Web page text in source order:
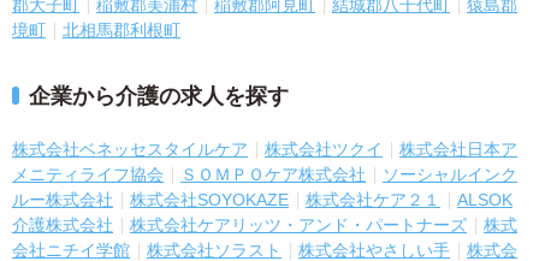
郡大子町
稲敷郡美浦村 稲敷郡阿見町 結城郡八千代町
猿島郡
境町
北相馬郡利根町
企業から介護の求人を探す
株式会社ベネッセスタイルケア 株式会社ツクイ
株式会社日本ア
メニティライフ協会
ＳＯＭＰＯケア株式会社
ソーシャルインク
ルー株式会社
株式会社SOYOKAZE 株式会社ケア２１
ALSOK
介護株式会社
株式会社ケアリッツ・アンド・パートナーズ
株式
会社ニチイ学館
株式会社ソラスト 株式会社やさしい手 株式会